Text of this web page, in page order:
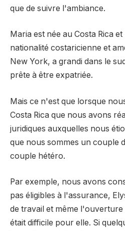
que de suivre l'ambiance.
Maria est née au Costa Rica
nationalité costaricienne et
New York, a grandi dans le
prête à être expatriée.
Mais ce n'est que lorsque
Costa Rica que nous avons
juridiques auxquelles nous
que nous sommes un couple
couple hétéro.
Par exemple, nous avons
pas éligibles à l'assurance,
de travail et même
était difficile pour elle. Si